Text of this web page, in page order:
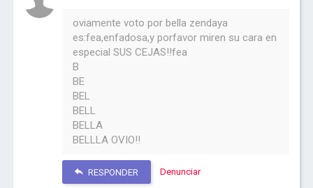
oviamente voto por bella zendaya
es:fea,enfadosa,y porfavor miren su cara en
especial SUS CEJAS!!fea
B
BE
BEL
BELL
BELLA
BELLLA OVIO!!
RESPONDER Denunciar